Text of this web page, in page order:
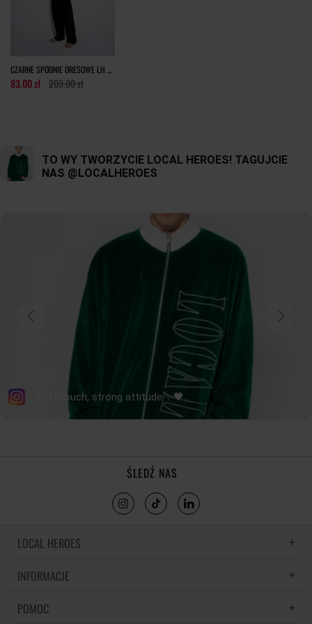
tolerancja wymiarów do +/- 2cm
Jak mierzymy nasze produkty?
CZARNE SPODNIE DRESOWE LH TEAM
83,00 zł 209,00 zł
ŚLEDŹ NAS
LOCAL HEROES
LH MEMORIES
INFORMACJE
POLITYKA PRYWATNOŚCI
POMOC